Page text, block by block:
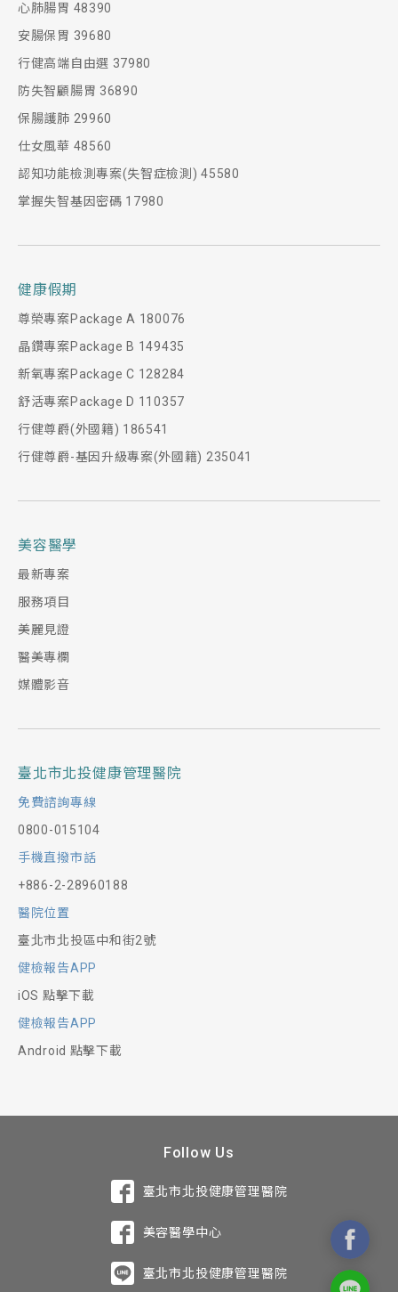
心肺腸胃 48390
安腸保胃 39680
行健高端自由選 37980
防失智顧腸胃 36890
保腸護肺 29960
仕女風華 48560
認知功能檢測專案(失智症檢測) 45580
掌握失智基因密碼 17980
健康假期
尊榮專案Package A 180076
晶鑽專案Package B 149435
新氧專案Package C 128284
舒活專案Package D 110357
行健尊爵(外國籍) 186541
行健尊爵-基因升級專案(外國籍) 235041
美容醫學
最新專案
服務項目
美麗見證
醫美專欄
媒體影音
臺北市北投健康管理醫院
免費諮詢專線
0800-015104
手機直撥市話
+886-2-28960188
醫院位置
臺北市北投區中和街2號
健檢報告APP
iOS 點擊下載
健檢報告APP
Android 點擊下載
Follow Us
臺北市北投健康管理醫院
美容醫學中心
臺北市北投健康管理醫院